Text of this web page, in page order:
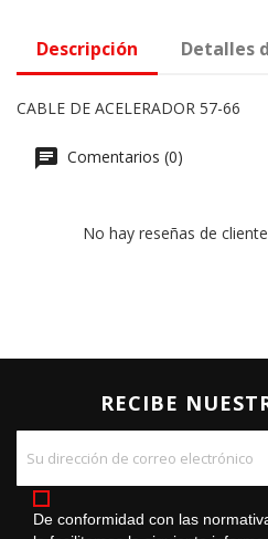
Descripción Detalles
CABLE DE ACELERADOR 57-66
Comentarios (0)
No hay reseñas de
RECIBE
De conformidad con las